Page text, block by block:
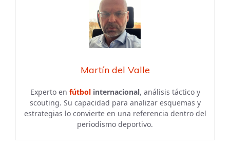
Martín del Valle
Experto en fútbolinternacional, análisis táctico y
scouting. Su capacidad para analizar esquemas y
estrategias lo convierte en una referencia dentro del
periodismo deportivo.